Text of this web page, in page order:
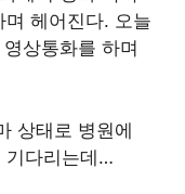
헤어진다. 오늘
상통화를 하며
상태로 병원에
기다리는데…